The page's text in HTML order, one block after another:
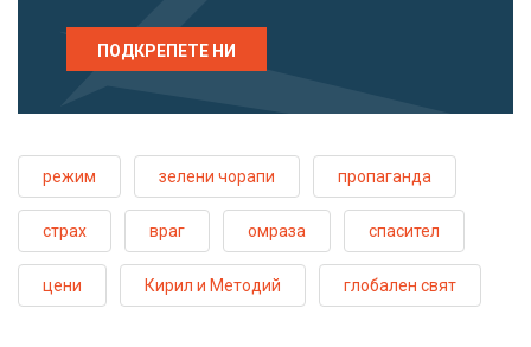
ПОДКРЕПЕТЕ НИ
режим зелени чорапи пропаганда
страх враг омраза спасител
цени Кирил и Методий глобален свят